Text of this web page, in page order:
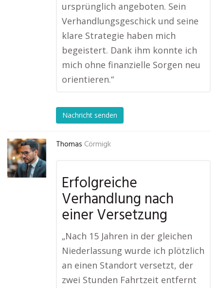
ursprünglich angeboten. Sein
Verhandlungsgeschick und seine
klare Strategie haben mich
begeistert. Dank ihm konnte ich
mich ohne finanzielle Sorgen neu
orientieren.“
Nachricht senden
Thomas Cörmigk
Erfolgreiche
Verhandlung nach
einer Versetzung
„Nach 15 Jahren in der gleichen
Niederlassung wurde ich plötzlich
an einen Standort versetzt, der
zwei Stunden Fahrtzeit entfernt